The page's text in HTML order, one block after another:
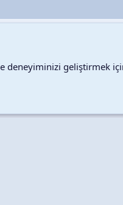
deneyiminizi geliştirmek